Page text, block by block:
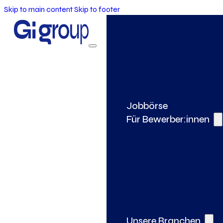
Skip to main contentSkip to footer
Jobbörse
Für Bewerber:innen